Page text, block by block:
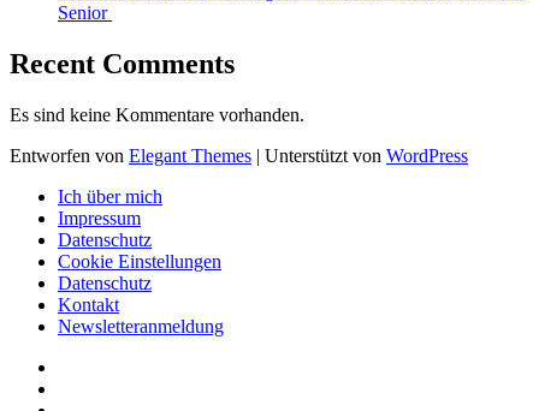
Senior
Recent Comments
Es sind keine Kommentare vorhanden.
Entworfen von Elegant Themes | Unterstützt von WordPress
Ich über mich
Impressum
Datenschutz
Cookie Einstellungen
Datenschutz
Kontakt
Newsletteranmeldung